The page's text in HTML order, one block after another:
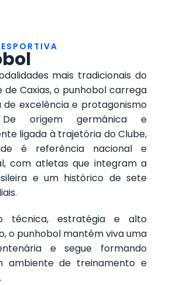
mais tradicionais do
de Caxias, o punhobol carrega
de excelência e protagonismo
De origem germânica e
ligada à trajetória do Clube,
é referência nacional e
com atletas que integram a
e um histórico de sete
técnica, estratégia e alto
o punhobol mantém viva uma
e segue formando
ambiente de treinamento e